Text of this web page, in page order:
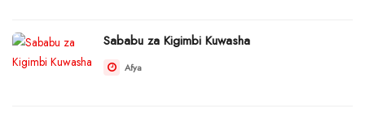
Sababu za Kigimbi Kuwasha
Afya